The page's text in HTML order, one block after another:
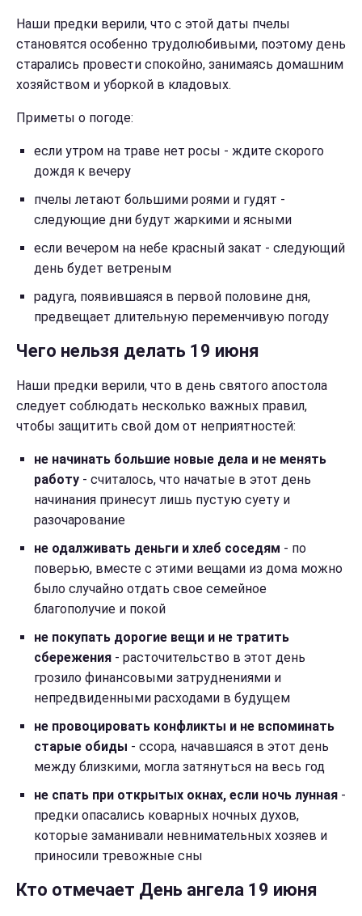
Наши предки верили, что с этой даты пчелы
становятся особенно трудолюбивыми, поэтому день
старались провести спокойно, занимаясь домашним
хозяйством и уборкой в кладовых.
Приметы о погоде:
если утром на траве нет росы - ждите скорого
дождя к вечеру
пчелы летают большими роями и гудят -
следующие дни будут жаркими и ясными
если вечером на небе красный закат - следующий
день будет ветреным
радуга, появившаяся в первой половине дня,
предвещает длительную переменчивую погоду
Чего нельзя делать 19 июня
Наши предки верили, что в день святого апостола
следует соблюдать несколько важных правил,
чтобы защитить свой дом от неприятностей:
не начинать большие новые дела и не менять
работу - считалось, что начатые в этот день
начинания принесут лишь пустую суету и
разочарование
не одалживать деньги и хлеб соседям - по
поверью, вместе с этими вещами из дома можно
было случайно отдать свое семейное
благополучие и покой
не покупать дорогие вещи и не тратить
сбережения - расточительство в этот день
грозило финансовыми затруднениями и
непредвиденными расходами в будущем
не провоцировать конфликты и не вспоминать
старые обиды - ссора, начавшаяся в этот день
между близкими, могла затянуться на весь год
не спать при открытых окнах, если ночь лунная -
предки опасались коварных ночных духов,
которые заманивали невнимательных хозяев и
приносили тревожные сны
Кто отмечает День ангела 19 июня